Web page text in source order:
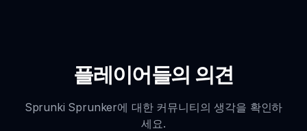
플레이어들의 의견
Sprunki Sprunker에 대한 커뮤니티의 생각을 확인하
세요.